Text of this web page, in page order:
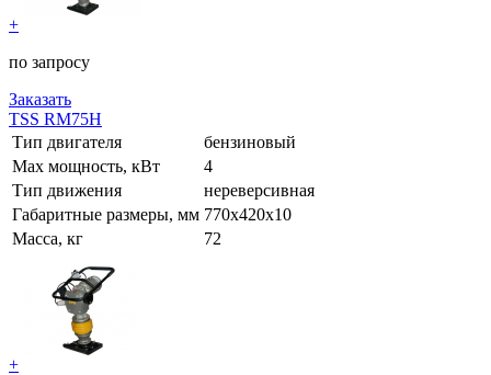
+
по запросу
Заказать
TSS RM75H
Тип двигателя
бензиновый
Max мощность, кВт
4
Тип движения
нереверсивная
Габаритные размеры, мм 770х420х10
Масса, кг
72
+